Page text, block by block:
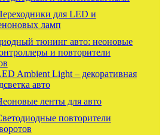
для LED и
ламп
тюнинг авто: неоновые
и повторители
Ambient Light – декоративная
авто
ленты для авто
повторители